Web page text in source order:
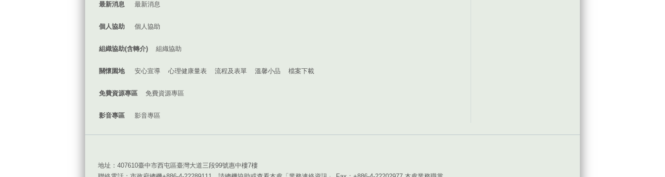
最新消息 最新消息
個人協助 個人協助
組織協助(含轉介) 組織協助
關懷園地 安心宣導 心理健康量表 流程及表單 溫馨小品 檔案下載
免費資源專區 免費資源專區
影音專區 影音專區
地址：407610臺中市西屯區臺灣大道三段99號惠中樓7樓